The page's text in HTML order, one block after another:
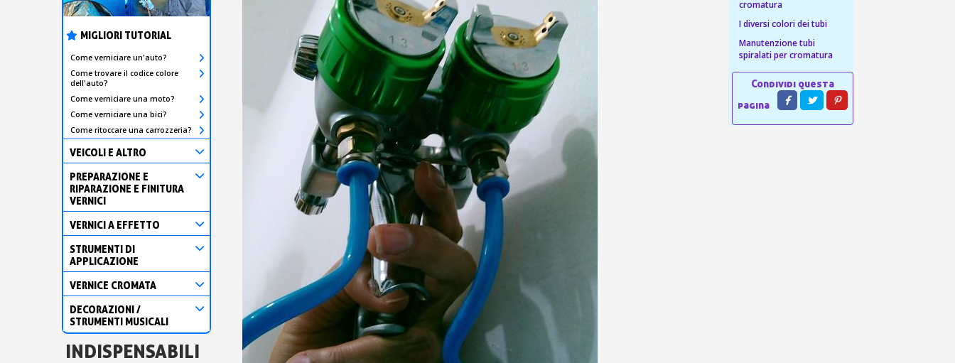
10€ di buono shopping per ogni referral
Iscriviti alla newsletter: 5€ di sconto
MIGLIORI TUTORIAL
Come verniciare un'auto?
Come trovare il codice colore
dell'auto?
Come verniciare una moto?
Come verniciare una bici?
Come ritoccare una carrozzeria?
VEICOLI E ALTRO
PREPARAZIONE E
RIPARAZIONE E FINITURA
VERNICI
VERNICI A EFFETTO
STRUMENTI DI
APPLICAZIONE
VERNICE CROMATA
DECORAZIONI /
STRUMENTI MUSICALI
INDISPENSABILI
cromatura
I diversi colori dei tubi
Manutenzione tubi
spiralati per cromatura